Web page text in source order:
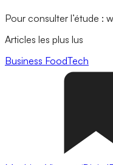
Pour consulter l’étude :
Articles les plus lus
Business FoodTech